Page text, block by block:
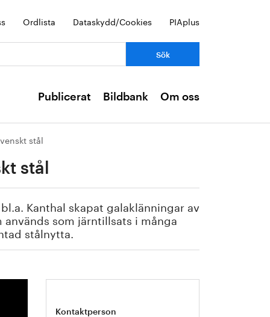
Ordlista Dataskydd/Cookies PIAplus
Publicerat Bildbank Om oss
stål
stål
Kanthal skapat galaklänningar av
som järntillsats i många
stålnytta.
Kontaktperson